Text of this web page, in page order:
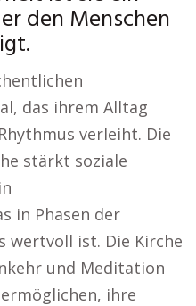
den Menschen
das ihrem Alltag
verleiht. Die
stärkt soziale
in Phasen der
wertvoll ist. Die Kirche
und Meditation
ihre